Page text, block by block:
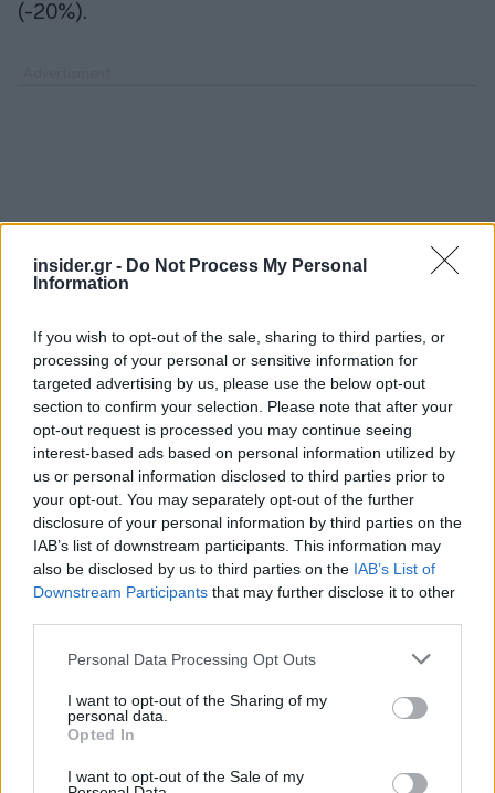
insider.gr - Do Not Process My Personal
Information
If you wish to opt-out of the sale, sharing to third parties, or
processing of your personal or sensitive information for
targeted advertising by us, please use the below opt-out
section to confirm your selection. Please note that after your
opt-out request is processed you may continue seeing
interest-based ads based on personal information utilized by
us or personal information disclosed to third parties prior to
your opt-out. You may separately opt-out of the further
disclosure of your personal information by third parties on the
IAB’s list of downstream participants. This information may
also be disclosed by us to third parties on the IAB’s List of
Downstream Participants that may further disclose it to other
Please note that this website/app uses one or more Google
not limited to your visit or usage behaviour. You may click to
grant or deny consent to Google and its third-party tags to
use your data for below specified purposes in below Google
consent section.
Personal Data Processing Opt Outs
I want to opt-out of the Sharing of my
personal data.
Opted In
I want to opt-out of the Sale of my
(-20%).
τέσσερα (4) Εμπορικά Κέντρα σε